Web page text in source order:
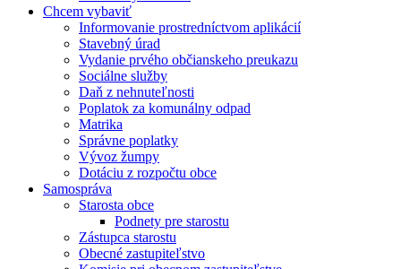
Chcem vybaviť
Informovanie prostredníctvom aplikácií
Stavebný úrad
Vydanie prvého občianskeho preukazu
Sociálne služby
Daň z nehnuteľnosti
Poplatok za komunálny odpad
Matrika
Správne poplatky
Vývoz žumpy
Dotáciu z rozpočtu obce
Samospráva
Starosta obce
Podnety pre starostu
Zástupca starostu
Obecné zastupiteľstvo